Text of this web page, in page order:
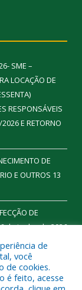
SME –
LOCAÇÃO DE
RESPONSÁVEIS
E RETORNO
DE
E OUTROS 13
DE
de junho de 2026
Municipal de
de
você
de cookies.
é feito, acesse